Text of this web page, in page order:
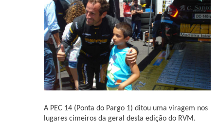
A PEC 14 (Ponta do Pargo 1) ditou uma viragem nos
lugares cimeiros da geral desta edição do RVM.